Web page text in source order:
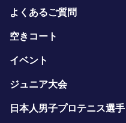
よくあるご質問
空きコート
イベント
ジュニア大会
日本人男子プロテニス選手